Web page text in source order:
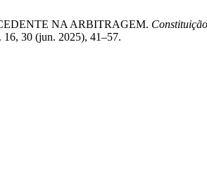
NA ARBITRAGEM.
. 16, 30 (jun. 2025), 41–57.